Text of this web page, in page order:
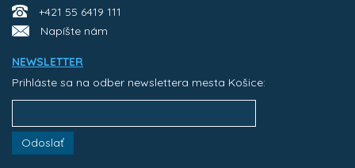
+421 55 6419 111
Napíšte nám
NEWSLETTER
Prihláste sa na odber newslettera mesta Košice:
Odoslať